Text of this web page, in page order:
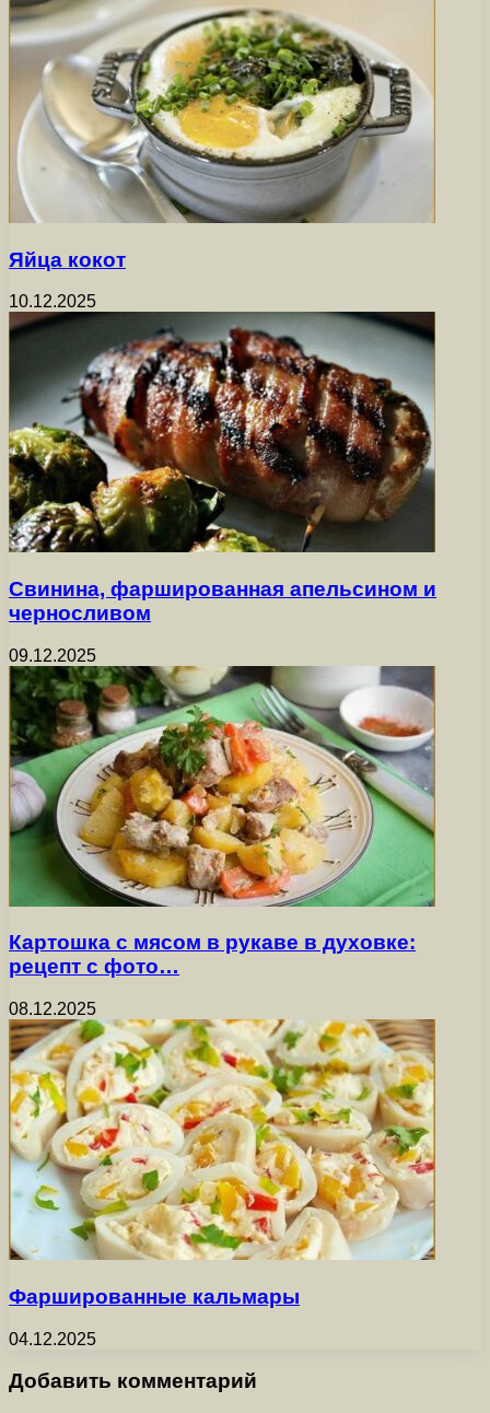
Яйца кокот
10.12.2025
Свинина, фаршированная апельсином и
черносливом
09.12.2025
Картошка с мясом в рукаве в духовке:
рецепт с фото…
08.12.2025
Фаршированные кальмары
04.12.2025
Добавить комментарий